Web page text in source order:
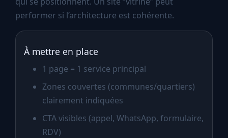
performer si l’architecture est cohérente.
À mettre en place
1 page = 1 service principal
Zones couvertes (communes/quartiers)
clairement indiquées
CTA visibles (appel, WhatsApp, formulaire,
RDV)